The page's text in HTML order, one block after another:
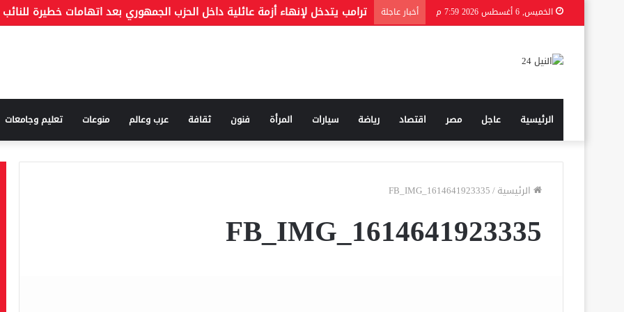
الخميس, 6 أغسطس 2026 7:59 م أخبار عاجلة
الرئيسية عاجل مصر اقتصاد رياضة سيارات المرأة فنون ثقافة عرب وعالم منوعات تعليم وجامعات
الرئيسية/
FB_IMG_1614641923335
FB_IMG_1614641923335